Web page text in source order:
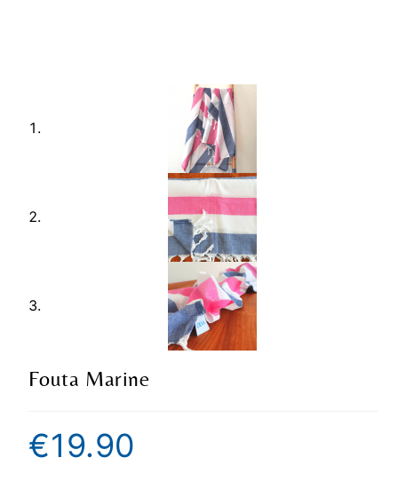
Fouta Marine
€19.90